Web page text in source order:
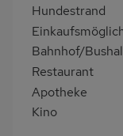
Hundestrand
Bahnhof/
Restaurant
Apotheke
Kino